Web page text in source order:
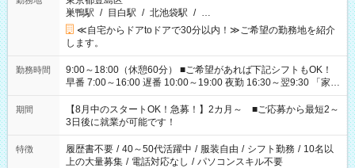
巣鴨駅 / 目白駅 / 北池袋駅 / …
≪自宅からドアtoドアで30分以内！≫ご希望の勤務地を紹介
します。
勤務時間
9:00～18:00（休憩60分） ■ご希望があれば下記シフトもOK！
早番 7:00～16:00 遅番 10:00～19:00 夜勤 16:30～翌9:30 「家族
と休みを合わせたい」 「余裕を持って夕飯の準備がしたい」
「できれば残業はしたくない」 など、ご希望を教えてください
ね。 ※Wワーク希望の方へ 今ご覧のお仕事で希望する勤務時間
と、もう1つのお仕事の勤務時間。 合計で週40時間を超える場
合は応募できません。
期間
【8月中のスタートOK！急募！】2カ月～ ■ご応募から最短2～
3日後に就業が可能です！
特徴 履歴書不要 / 40～50代活躍中 / 服装自由 / シフト勤務 / 10名以
上の大量募集 / 電話対応なし / パソコンスキル不要